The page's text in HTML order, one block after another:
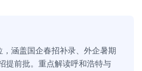
，涵盖国企春招补录、外企暑期
提前批。重点解读呼和浩特与